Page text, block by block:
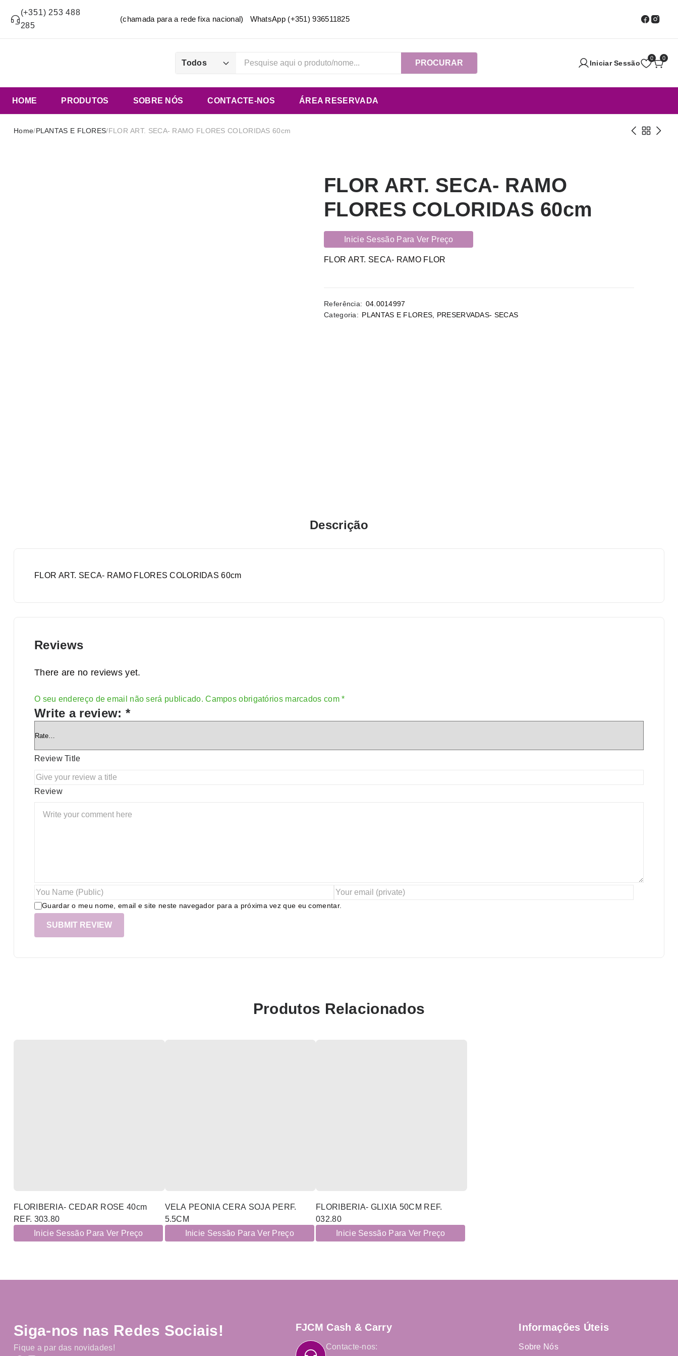
(+351) 253 488
285
(chamada para a rede fixa nacional) WhatsApp (+351) 936511825
Todos PROCURAR Iniciar Sessão
0 0
HOME PRODUTOS SOBRE NÓS CONTACTE-NOS ÁREA RESERVADA
Home/PLANTAS E FLORES/FLOR ART. SECA- RAMO FLORES COLORIDAS 60cm
FLOR ART. SECA- RAMO
FLORES COLORIDAS 60cm
Inicie Sessão Para Ver Preço
FLOR ART. SECA- RAMO FLOR
Referência: 04.0014997
Categoria: PLANTAS E FLORES PRESERVADAS- SECAS
Descrição
FLOR ART. SECA- RAMO FLORES COLORIDAS 60cm
Reviews
There are no reviews yet.
O seu endereço de email não será publicado. Campos obrigatórios marcados com*
Write a review: *
Review Title
Review
Guardar o meu nome, email e site neste navegador para a próxima vez que eu comentar.
Alternative:
Produtos Relacionados
FLORIBERIA- CEDAR ROSE 40cm
REF. 303.80
Inicie Sessão Para Ver Preço
VELA PEONIA CERA SOJA PERF.
5.5CM
Inicie Sessão Para Ver Preço
FLORIBERIA- GLIXIA 50CM REF.
032.80
Inicie Sessão Para Ver Preço
Siga-nos nas Redes Sociais!
Fique a par das novidades!
FJCM Cash & Carry
Contacte-nos:
Informações Úteis
Sobre Nós